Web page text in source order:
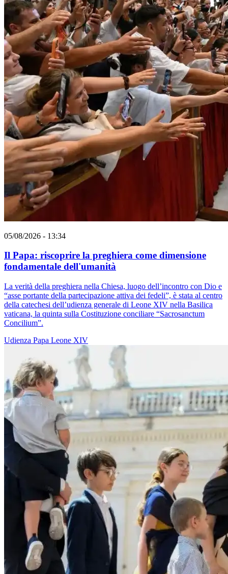
05/08/2026 - 13:34
Il Papa: riscoprire la preghiera come dimensione
fondamentale dell'umanità
La verità della preghiera nella Chiesa, luogo dell’incontro con Dio e
“asse portante della partecipazione attiva dei fedeli”, è stata al centro
della catechesi dell’udienza generale di Leone XIV nella Basilica
vaticana, la quinta sulla Costituzione conciliare “Sacrosanctum
Concilium”.
Udienza Papa Leone XIV